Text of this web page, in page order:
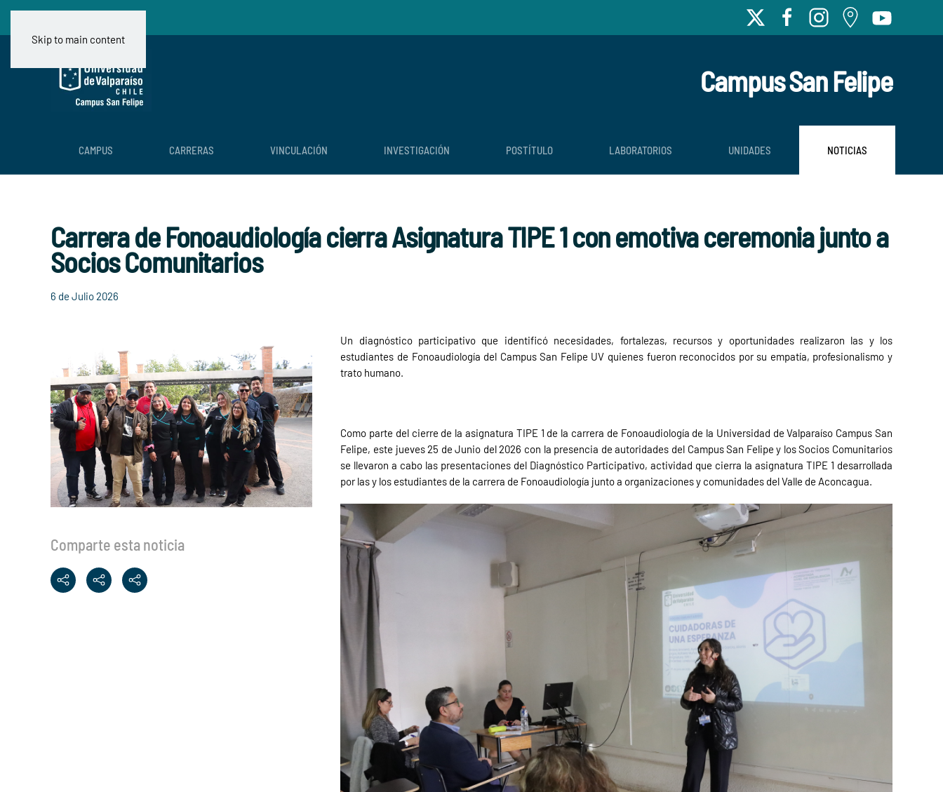
Skip to main content
Campus San Felipe
CAMPUS CARRERAS VINCULACIÓN INVESTIGACIÓN POSTÍTULO LABORATORIOS UNIDADES NOTICIAS
Carrera de Fonoaudiología cierra Asignatura TIPE 1 con emotiva ceremonia junto a
Socios Comunitarios
6 de Julio 2026
Comparte esta noticia
Un diagnóstico participativo que identificó necesidades, fortalezas, recursos y oportunidades realizaron las y los
estudiantes de Fonoaudiología del Campus San Felipe UV quienes fueron reconocidos por su empatía, profesionalismo y
trato humano.
Como parte del cierre de la asignatura TIPE 1 de la carrera de Fonoaudiología de la Universidad de Valparaíso Campus San
Felipe, este jueves 25 de Junio del 2026 con la presencia de autoridades del Campus San Felipe y los Socios Comunitarios
se llevaron a cabo las presentaciones del Diagnóstico Participativo, actividad que cierra la asignatura TIPE 1 desarrollada
por las y los estudiantes de la carrera de Fonoaudiología junto a organizaciones y comunidades del Valle de Aconcagua.